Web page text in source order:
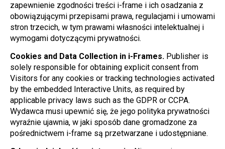
zapewnienie zgodności treści i-frame i ich osadzania z
obowiązującymi przepisami prawa, regulacjami i umowami
stron trzecich, w tym prawami własności intelektualnej i
wymogami dotyczącymi prywatności.
Cookies and Data Collection in i-Frames. Publisher is
solely responsible for obtaining explicit consent from
Visitors for any cookies or tracking technologies activated
by the embedded Interactive Units, as required by
applicable privacy laws such as the GDPR or CCPA.
Wydawca musi upewnić się, że jego polityka prywatności
wyraźnie ujawnia, w jaki sposób dane gromadzone za
pośrednictwem i-frame są przetwarzane i udostępniane.